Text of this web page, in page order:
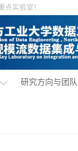
点实验室！
研究方向与团队